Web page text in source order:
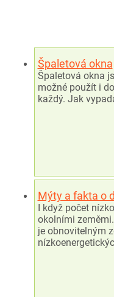
Špaletová okna
Špaletová okna
možné použít i
každý. Jak
Mýty a fakta o
I když počet
okolními
je obnovitelným